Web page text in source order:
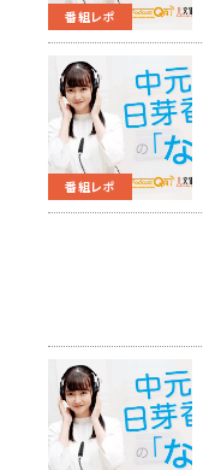
番組レポ
番組レポ